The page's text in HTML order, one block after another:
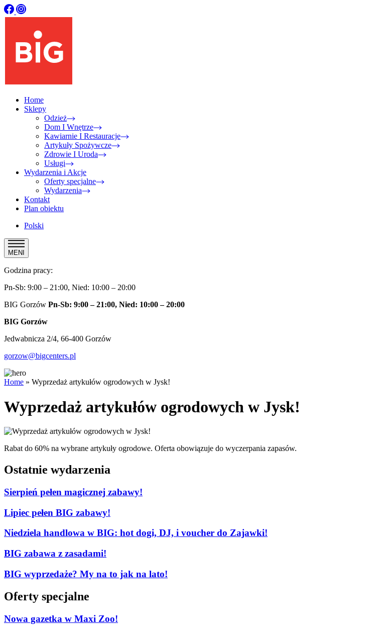
Home
Sklepy
Odzież
Dom I Wnętrze
Kawiarnie I Restauracje
Artykuły Spożywcze
Zdrowie I Uroda
Usługi
Wydarzenia i Akcje
Oferty specjalne
Wydarzenia
Kontakt
Plan obiektu
Polski
MENI
Godzina pracy:
Pn-Sb: 9:00 – 21:00, Nied: 10:00 – 20:00
BIG Gorzów Pn-Sb: 9:00 – 21:00, Nied: 10:00 – 20:00
BIG Gorzów
Jedwabnicza 2/4, 66-400 Gorzów
gorzow@bigcenters.pl
Home » Wyprzedaż artykułów ogrodowych w Jysk!
Wyprzedaż artykułów ogrodowych w Jysk!
Rabat do 60% na wybrane artykuły ogrodowe. Oferta obowiązuje do wyczerpania zapasów.
Ostatnie wydarzenia
Sierpień pełen magicznej zabawy!
Lipiec pełen BIG zabawy!
Niedziela handlowa w BIG: hot dogi, DJ, i voucher do Zajawki!
BIG zabawa z zasadami!
BIG wyprzedaże? My na to jak na lato!
Oferty specjalne
Nowa gazetka w Maxi Zoo!